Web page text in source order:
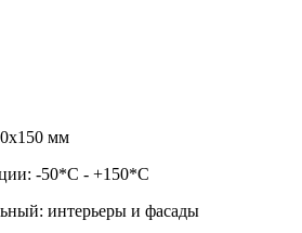
мм
-50*С - +150*С
интерьеры и фасады